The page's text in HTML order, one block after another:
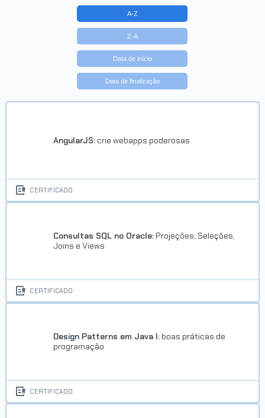
A-Z
Z-A
Data de início
Data de finalização
AngularJS: crie webapps poderosas
CERTIFICADO
Consultas SQL no Oracle: Projeções, Seleções,
Joins e Views
CERTIFICADO
Design Patterns em Java I: boas práticas de
programação
CERTIFICADO